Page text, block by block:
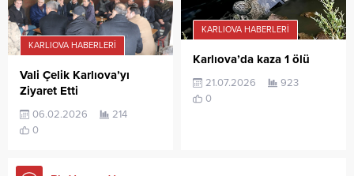
KARLIOVA HABERLERI
Vali Çelik Karlıova’yı
Ziyaret Etti
06.02.2026
214
0
KARLIOVA HABERLERI
Karlıova’da kaza 1 ölü
21.07.2026
923
0